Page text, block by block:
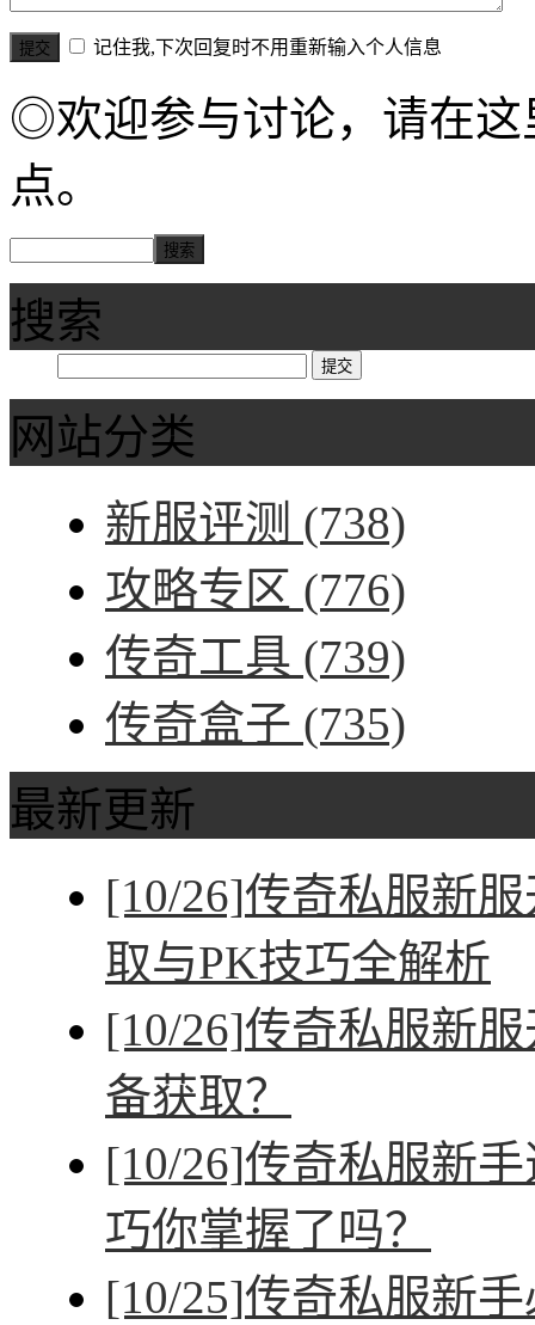
记住我,下次回复时不用重新输入个人信息
◎欢迎参与讨论，请在这
点。
搜索
网站分类
新服评测 (738)
攻略专区 (776)
传奇工具 (739)
传奇盒子 (735)
最新更新
[10/26]传奇私服新
取与PK技巧全解析
[10/26]传奇私服新
备获取？
[10/26]传奇私服新
巧你掌握了吗？
[10/25]传奇私服新